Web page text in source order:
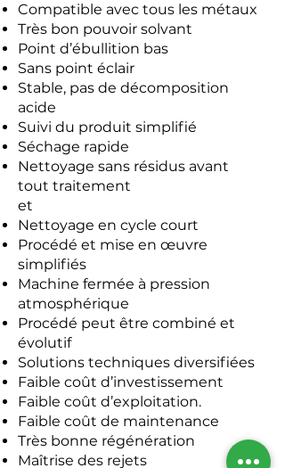
Compatible avec tous les métaux
Très bon pouvoir solvant
Point d’ébullition bas
Sans point éclair
Stable, pas de décomposition
acide
Suivi du produit simplifié
Séchage rapide
Nettoyage sans résidus avant
tout traitement
et
Nettoyage en cycle court
Procédé et mise en œuvre
simplifiés
Machine fermée à pression
atmosphérique
Procédé peut être combiné et
évolutif
Solutions techniques diversifiées
Faible coût d’investissement
Faible coût d’exploitation.
Faible coût de maintenance
Très bonne régénération
Maîtrise des rejets